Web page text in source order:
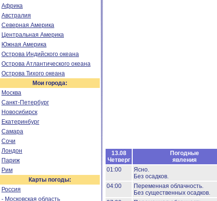
Африка
Австралия
Северная Америка
Центральная Америка
Южная Америка
Острова Индийского океана
Острова Атлантического океана
Острова Тихого океана
Мои города:
Москва
Санкт-Петербург
Новосибирск
Екатеринбург
Самара
Сочи
Лондон
Париж
Рим
Карты погоды:
Россия
- Московская область
13.08
Четверг
Погодные
явления
01:00
Ясно.
Без осадков.
04:00
Переменная облачность.
Без существенных осадков.